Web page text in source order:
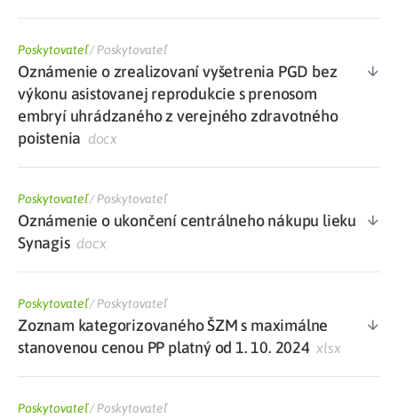
Poskytovateľ/Poskytovateľ
Oznámenie o zrealizovaní vyšetrenia PGD bez
výkonu asistovanej reprodukcie s prenosom
embryí uhrádzaného z verejného zdravotného
poistenia docx
Poskytovateľ/Poskytovateľ
Oznámenie o ukončení centrálneho nákupu lieku
Synagisdocx
Poskytovateľ/Poskytovateľ
Zoznam kategorizovaného ŠZM s maximálne
stanovenou cenou PP platný od 1. 10. 2024xlsx
Poskytovateľ/Poskytovateľ